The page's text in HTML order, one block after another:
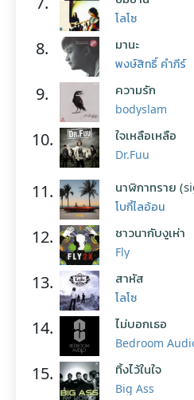
โลโซ
8. มานะ
พงษ์สิทธิ์ คำภีร์
9. ความรัก
bodyslam
10. ใจเหลือเหลือ
Dr.Fuu
11. นาฬิกาทราย
โบกี้ไลอ้อน
12. ชาวนากับงูเห่า
Fly
13. สาหัส
โลโซ
14. ไม่บอกเธอ
Bedroom
15. ทิ้งไว้ในใจ
Big Ass